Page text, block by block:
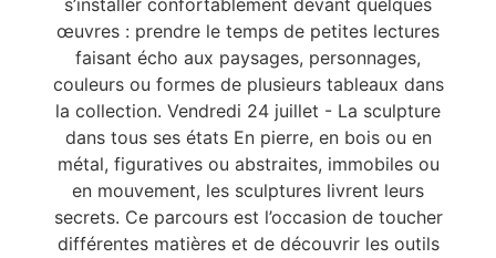
s’installer confortablement devant quelques
œuvres : prendre le temps de petites lectures
faisant écho aux paysages, personnages,
couleurs ou formes de plusieurs tableaux dans
la collection. Vendredi 24 juillet - La sculpture
dans tous ses états En pierre, en bois ou en
métal, figuratives ou abstraites, immobiles ou
en mouvement, les sculptures livrent leurs
secrets. Ce parcours est l’occasion de toucher
différentes matières et de découvrir les outils